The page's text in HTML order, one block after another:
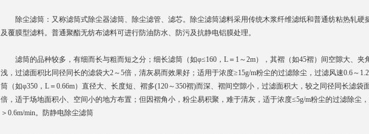
除尘滤筒：又称滤筒式除尘器滤筒、除尘滤管、滤芯。除尘滤筒滤料采用传统木浆纤维滤纸和普通纺粘热轧硬
及覆膜型滤料。普通聚酯无纺布滤料可进行防油防水、防污及抗静电铝膜处理。
滤筒的品种较多，有细而长与粗而短之分；细长滤筒（如φ≤160，L＝1～2m），其褶（如45褶）间空隙大、夹
浅，过滤面积比同径同长的滤袋大2～5倍，清灰易而效果好；适用于浓度≥15g/m粉尘的过滤除尘，过滤风速0.6～
筒（如φ350，L＝0.66m）直径大、长度短、褶多(120～350褶)而深、褶间空隙小，过滤面积大，较之同径同长滤袋
倍，适于场地面积小、空间小的地方布置；但因褶角小，粉尘易积聚，难于清灰，适于浓度≤5g/m粉尘的过滤除尘
＞0.6m/min。防静电除尘滤筒